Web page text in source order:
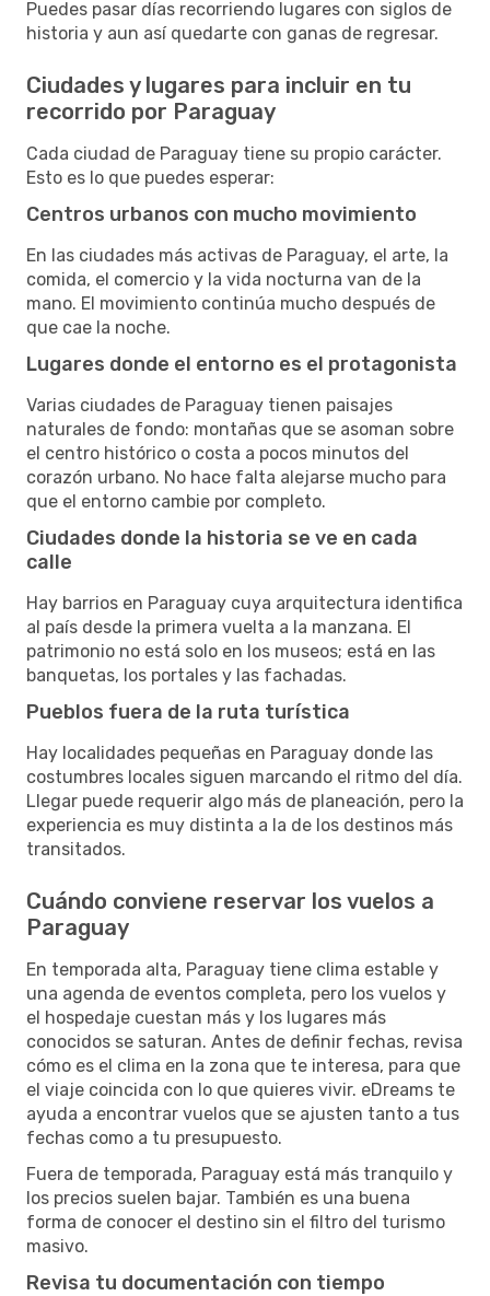
Puedes pasar días recorriendo lugares con siglos de
historia y aun así quedarte con ganas de regresar.
Ciudades y lugares para incluir en tu
recorrido por Paraguay
Cada ciudad de Paraguay tiene su propio carácter.
Esto es lo que puedes esperar:
Centros urbanos con mucho movimiento
En las ciudades más activas de Paraguay, el arte, la
comida, el comercio y la vida nocturna van de la
mano. El movimiento continúa mucho después de
que cae la noche.
Lugares donde el entorno es el protagonista
Varias ciudades de Paraguay tienen paisajes
naturales de fondo: montañas que se asoman sobre
el centro histórico o costa a pocos minutos del
corazón urbano. No hace falta alejarse mucho para
que el entorno cambie por completo.
Ciudades donde la historia se ve en cada
calle
Hay barrios en Paraguay cuya arquitectura identifica
al país desde la primera vuelta a la manzana. El
patrimonio no está solo en los museos; está en las
banquetas, los portales y las fachadas.
Pueblos fuera de la ruta turística
Hay localidades pequeñas en Paraguay donde las
costumbres locales siguen marcando el ritmo del día.
Llegar puede requerir algo más de planeación, pero la
experiencia es muy distinta a la de los destinos más
transitados.
Cuándo conviene reservar los vuelos a
Paraguay
En temporada alta, Paraguay tiene clima estable y
una agenda de eventos completa, pero los vuelos y
el hospedaje cuestan más y los lugares más
conocidos se saturan. Antes de definir fechas, revisa
cómo es el clima en la zona que te interesa, para que
el viaje coincida con lo que quieres vivir. eDreams te
ayuda a encontrar vuelos que se ajusten tanto a tus
fechas como a tu presupuesto.
Fuera de temporada, Paraguay está más tranquilo y
los precios suelen bajar. También es una buena
forma de conocer el destino sin el filtro del turismo
masivo.
Revisa tu documentación con tiempo